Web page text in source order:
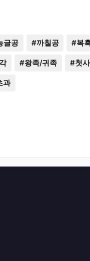
글공 #까칠공 #복
#왕족/귀족 #첫
과